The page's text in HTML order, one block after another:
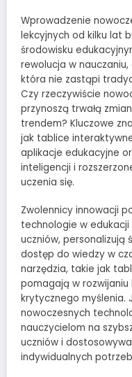
Wprowadzenie
lekcyjnych od kilku lat
środowisku
rewolucja w
która nie zastąpi
Czy rzeczywiście
przynoszą trwałą
trendem? Kluczowe
jak tablice
aplikacje edukacyjne
inteligencji i
uczenia się.
Zwolennicy innowacji
technologie w edukacji
uczniów, personalizują
dostęp do wiedzy w
narzędzia, takie jak
pomagają w
krytycznego myślenia.
nowoczesnych
nauczycielom na
uczniów i
indywidualnych